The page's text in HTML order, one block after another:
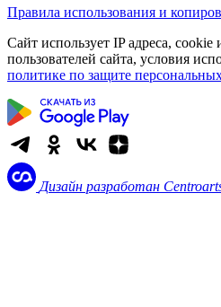
Правила использования и
Сайт использует IP адреса,
пользователей сайта, условия
политике по защите
Дизайн разработан